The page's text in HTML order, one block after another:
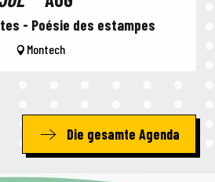
- Poésie des estampes
Montech
Die gesamte Agenda